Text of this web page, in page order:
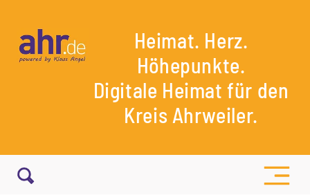
Heimat. Herz.
Höhepunkte.
Digitale Heimat für den
Kreis Ahrweiler.